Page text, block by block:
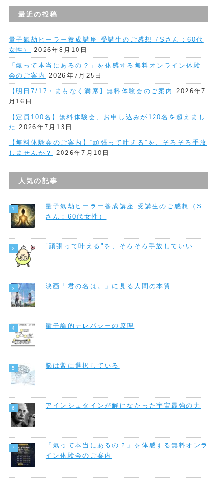
最近の投稿
量子氣劫ヒーラー養成講座 受講生のご感想（Sさん：60代
女性）
2026年8月10日
「氣って本当にあるの？」を体感する無料オンライン体験
会のご案内
2026年7月25日
【明日7/17・まもなく満席】無料体験会のご案内
2026年7
月16日
【定員100名】無料体験会、お申し込みが120名を超えまし
た
2026年7月13日
【無料体験会のご案内】“頑張って叶える”を、そろそろ手放
しませんか？
2026年7月10日
人気の記事
量子氣劫ヒーラー養成講座 受講生のご感想（S
さん：60代女性）
"頑張って叶える"を、そろそろ手放していい
映画「君の名は。」に見る人間の本質
量子論的テレパシーの原理
脳は常に選択している
アインシュタインが解けなかった宇宙最強の力
「氣って本当にあるの？」を体感する無料オンラ
イン体験会のご案内